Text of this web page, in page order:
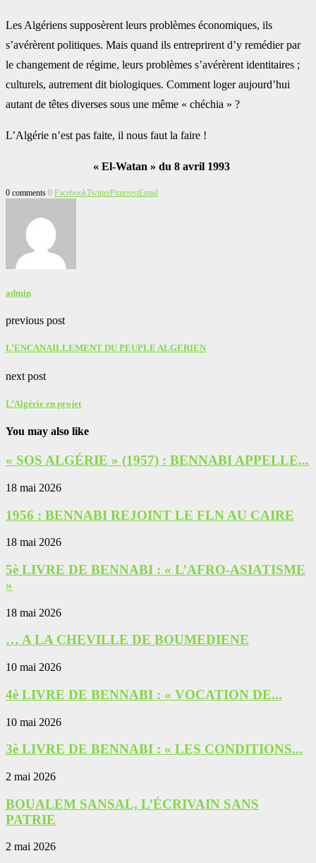
Les Algériens supposèrent leurs problèmes économiques, ils
s’avérèrent politiques. Mais quand ils entreprirent d’y remédier par
le changement de régime, leurs problèmes s’avérèrent identitaires ;
culturels, autrement dit biologiques. Comment loger aujourd’hui
autant de têtes diverses sous une même « chéchia » ?
L’Algérie n’est pas faite, il nous faut la faire !
« El-Watan » du 8 avril 1993
0 comments 0 FacebookTwitterPinterestEmail
admin
previous post
L’ENCANAILLEMENT DU PEUPLE ALGERIEN
next post
L’Algérie en projet
You may also like
« SOS ALGÉRIE » (1957) : BENNABI APPELLE...
18 mai 2026
1956 : BENNABI REJOINT LE FLN AU CAIRE
18 mai 2026
5è LIVRE DE BENNABI : « L’AFRO-ASIATISME
»
18 mai 2026
… A LA CHEVILLE DE BOUMEDIENE
10 mai 2026
4è LIVRE DE BENNABI : « VOCATION DE...
10 mai 2026
3è LIVRE DE BENNABI : « LES CONDITIONS...
2 mai 2026
BOUALEM SANSAL, L’ÉCRIVAIN SANS
PATRIE
2 mai 2026